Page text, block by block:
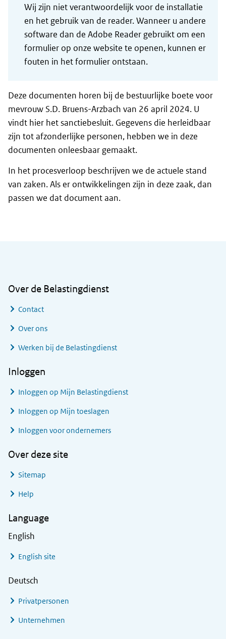
Wij zijn niet verantwoordelijk voor de installatie
en het gebruik van de reader. Wanneer u andere
software dan de Adobe Reader gebruikt om een
formulier op onze website te openen, kunnen er
fouten in het formulier ontstaan.
Deze documenten horen bij de bestuurlijke boete voor
mevrouw S.D. Bruens-Arzbach van 26 april 2024. U
vindt hier het sanctiebesluit. Gegevens die herleidbaar
zijn tot afzonderlijke personen, hebben we in deze
documenten onleesbaar gemaakt.
In het procesverloop beschrijven we de actuele stand
van zaken. Als er ontwikkelingen zijn in deze zaak, dan
passen we dat document aan.
Over de Belastingdienst
Contact
Over ons
Werken bij de Belastingdienst
Inloggen
Inloggen op Mijn Belastingdienst
Inloggen op Mijn toeslagen
Inloggen voor ondernemers
Over deze site
Sitemap
Help
Language
English
English site
Deutsch
Privatpersonen
Unternehmen